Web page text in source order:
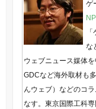
ゲ
な
ウェブニュース媒体
GDCなど海外取材も
んウェブ）などのコ
なす。東京国際工科専